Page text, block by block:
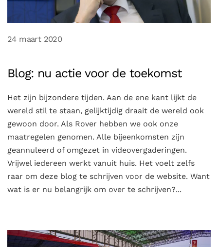
24 maart 2020
Blog: nu actie voor de toekomst
Het zijn bijzondere tijden. Aan de ene kant lijkt de
wereld stil te staan, gelijktijdig draait de wereld ook
gewoon door. Als Rover hebben we ook onze
maatregelen genomen. Alle bijeenkomsten zijn
geannuleerd of omgezet in videovergaderingen.
Vrijwel iedereen werkt vanuit huis. Het voelt zelfs
raar om deze blog te schrijven voor de website. Want
wat is er nu belangrijk om over te schrijven?...